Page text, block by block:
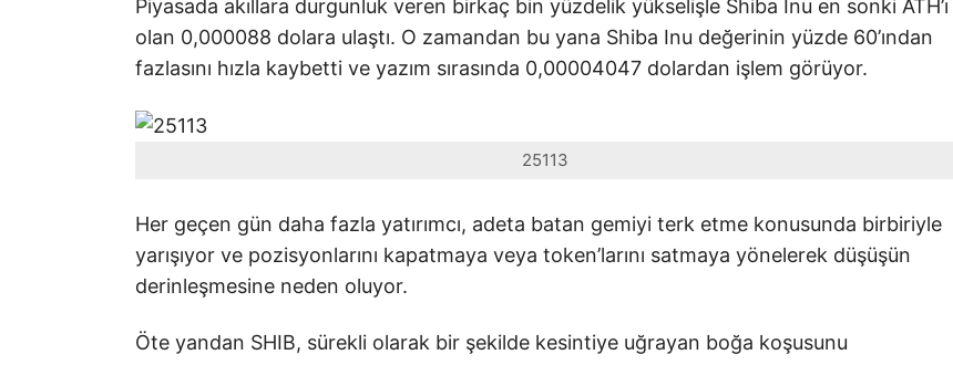
Piyasada akıllara durgunluk veren birkaç bin yüzdelik yükselişle Shiba Inu en sonki ATH’ı
olan 0,000088 dolara ulaştı. O zamandan bu yana Shiba Inu değerinin yüzde 60’ından
fazlasını hızla kaybetti ve yazım sırasında 0,00004047 dolardan işlem görüyor.
25113
Her geçen gün daha fazla yatırımcı, adeta batan gemiyi terk etme konusunda birbiriyle
yarışıyor ve pozisyonlarını kapatmaya veya token’larını satmaya yönelerek düşüşün
derinleşmesine neden oluyor.
Öte yandan SHIB, sürekli olarak bir şekilde kesintiye uğrayan boğa koşusunu